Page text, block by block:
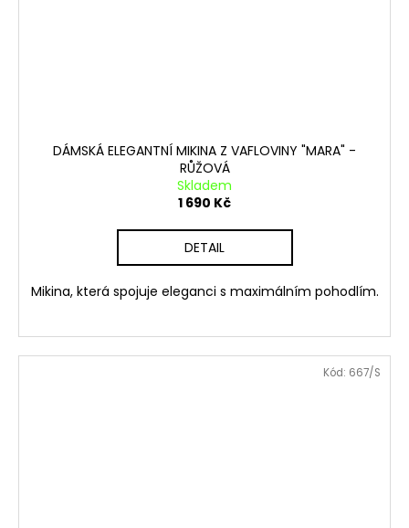
DÁMSKÁ ELEGANTNÍ MIKINA Z VAFLOVINY "MARA" -
RŮŽOVÁ
Skladem
1 690 Kč
DETAIL
Mikina, která spojuje eleganci s maximálním pohodlím.
Kód: 667/S